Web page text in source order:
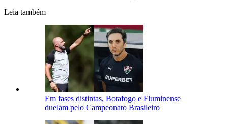
Leia também
Em fases distintas, Botafogo e Fluminense
duelam pelo Campeonato Brasileiro